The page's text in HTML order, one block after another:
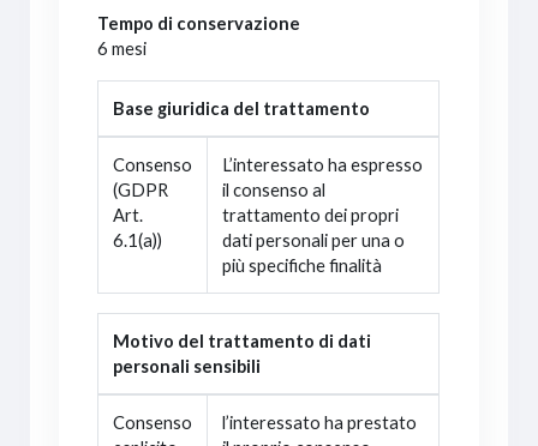
Tempo di conservazione
6 mesi
Base giuridica del trattamento
Consenso
(GDPR
Art.
6.1(a))
L’interessato ha espresso
il consenso al
trattamento dei propri
dati personali per una o
più specifiche finalità
Motivo del trattamento di dati
personali sensibili
Consenso
l’interessato ha prestato